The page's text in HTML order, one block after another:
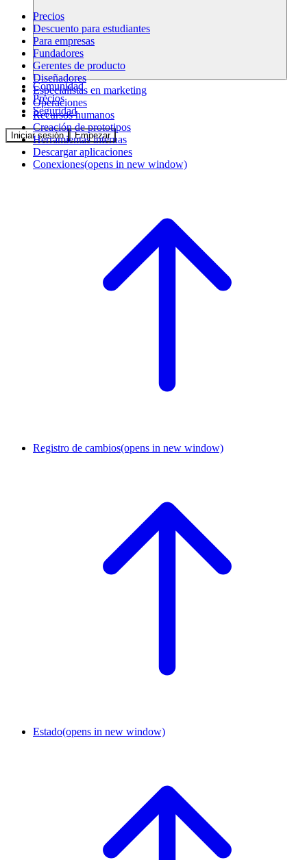
Comunidad
Precios
Seguridad
Iniciar sesión Empezar
Precios
Descuento para estudiantes
Para empresas
Fundadores
Gerentes de producto
Diseñadores
Especialistas en marketing
Operaciones
Recursos humanos
Creación de prototipos
Herramientas internas
Descargar aplicaciones
Conexiones(opens in new window)
Registro de cambios(opens in new window)
Estado(opens in new window)